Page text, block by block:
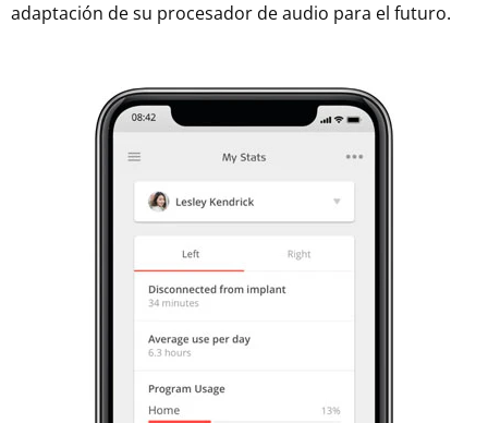
adaptación de su procesador de audio para el futuro.